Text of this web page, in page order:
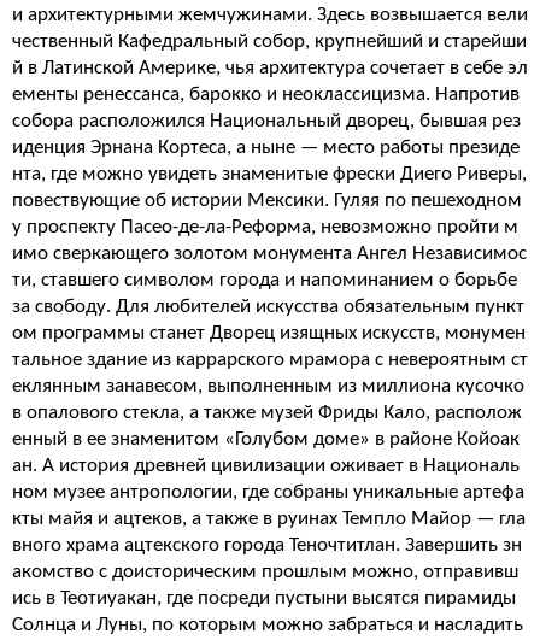
и архитектурными жемчужинами. Здесь возвышается вели
чественный Кафедральный собор, крупнейший и старейши
й в Латинской Америке, чья архитектура сочетает в себе эл
ементы ренессанса, барокко и неоклассицизма. Напротив
собора расположился Национальный дворец, бывшая рез
иденция Эрнана Кортеса, а ныне — место работы президе
нта, где можно увидеть знаменитые фрески Диего Риверы,
повествующие об истории Мексики. Гуляя по пешеходном
у проспекту Пасео-де-ла-Реформа, невозможно пройти м
имо сверкающего золотом монумента Ангел Независимос
ти, ставшего символом города и напоминанием о борьбе
за свободу. Для любителей искусства обязательным пункт
ом программы станет Дворец изящных искусств, монумен
тальное здание из каррарского мрамора с невероятным ст
еклянным занавесом, выполненным из миллиона кусочко
в опалового стекла, а также музей Фриды Кало, располож
енный в ее знаменитом «Голубом доме» в районе Койоак
ан. А история древней цивилизации оживает в Националь
ном музее антропологии, где собраны уникальные артефа
кты майя и ацтеков, а также в руинах Темпло Майор — гла
вного храма ацтекского города Теночтитлан. Завершить зн
акомство с доисторическим прошлым можно, отправивш
ись в Теотиуакан, где посреди пустыни высятся пирамиды
Солнца и Луны, по которым можно забраться и насладить